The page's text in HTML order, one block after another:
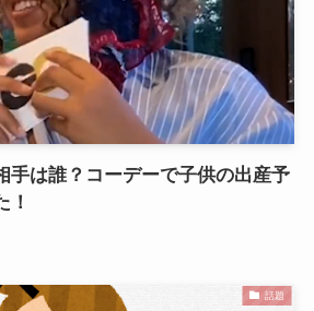
手は誰？コーデーで子供の出産予
！
話題